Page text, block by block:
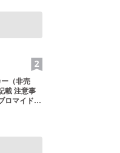
イドの
願い致し